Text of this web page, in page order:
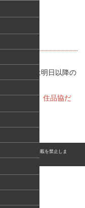
の皆様へは明日以降の
覧下さい。 住品協だ
す。無断転用・転載を禁止しま